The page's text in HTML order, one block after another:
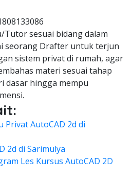
Tutor sesuai bidang dalam
seorang Drafter untuk terjun
sistem privat di rumah, agar
materi sesuai tahap
dasar hingga mempu
Privat AutoCAD 2d di
2d di Sarimulya
Les Kursus AutoCAD 2D